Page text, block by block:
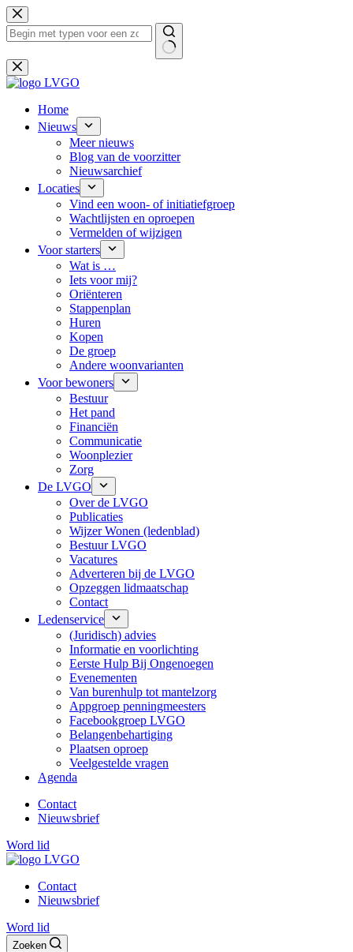
Ga
naar
de
Geen
resultaten
Home
Nieuws
Meer nieuws
Blog van de voorzitter
Nieuwsarchief
Locaties
Vind een woon- of initiatiefgroep
Wachtlijsten en oproepen
Vermelden of wijzigen
Voor starters
Wat is …
Iets voor mij?
Oriënteren
Stappenplan
Huren
Kopen
De groep
Andere woonvarianten
Voor bewoners
Bestuur
Het pand
Financiën
Communicatie
Woonplezier
Zorg
De LVGO
Over de LVGO
Publicaties
Wijzer Wonen (ledenblad)
Bestuur LVGO
Vacatures
Adverteren bij de LVGO
Opzeggen lidmaatschap
Contact
Ledenservice
(Juridisch) advies
Informatie en voorlichting
Eerste Hulp Bij Ongenoegen
Evenementen
Van burenhulp tot mantelzorg
Appgroep penningmeesters
Facebookgroep LVGO
Belangenbehartiging
Plaatsen oproep
Veelgestelde vragen
Agenda
Contact
Nieuwsbrief
Word lid
Contact
Nieuwsbrief
Word lid
Zoeken